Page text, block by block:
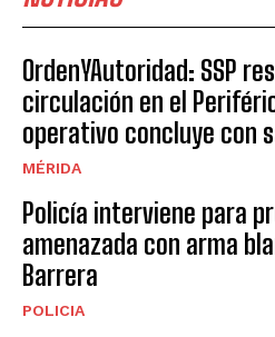
OrdenYAutoridad: SSP
circulación en el
operativo concluye con
MÉRIDA
Policía interviene para
amenazada con arma
Barrera
POLICIA